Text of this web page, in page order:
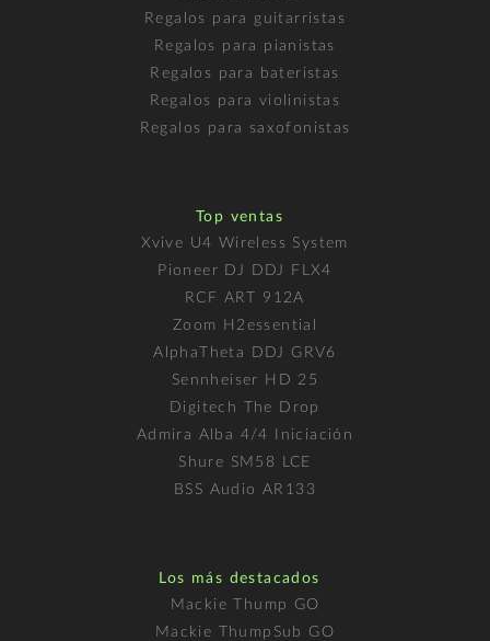
Regalos para guitarristas
Regalos para pianistas
Regalos para bateristas
Regalos para violinistas
Regalos para saxofonistas
Top ventas
Xvive U4 Wireless System
Pioneer DJ DDJ FLX4
RCF ART 912A
Zoom H2essential
AlphaTheta DDJ GRV6
Sennheiser HD 25
Digitech The Drop
Admira Alba 4/4 Iniciación
Shure SM58 LCE
BSS Audio AR133
Los más destacados
Mackie Thump GO
Mackie ThumpSub GO